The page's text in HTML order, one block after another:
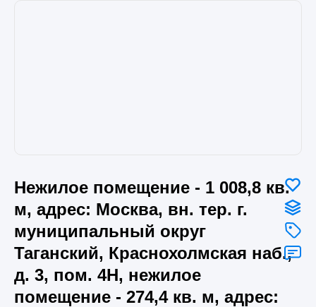
Нежилое помещение - 1 008,8 кв.
м, адрес: Москва, вн. тер. г.
муниципальный округ
Таганский, Краснохолмская наб.,
д. 3, пом. 4Н, нежилое
помещение - 274,4 кв. м, адрес: